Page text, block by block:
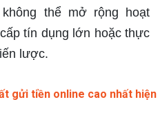
không thể mở rộng hoạt
tín dụng lớn hoặc thực
lược.
gửi tiền online cao nhất hiện